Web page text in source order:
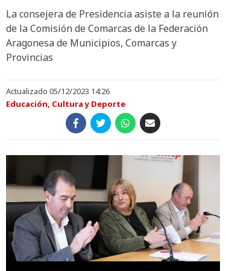
La consejera de Presidencia asiste a la reunión
de la Comisión de Comarcas de la Federación
Aragonesa de Municipios, Comarcas y
Provincias
Actualizado 05/12/2023 14:26
Educación, Cultura y Deporte